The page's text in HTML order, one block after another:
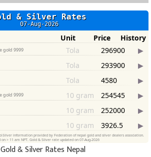
Gold & Silver Rates Nepal